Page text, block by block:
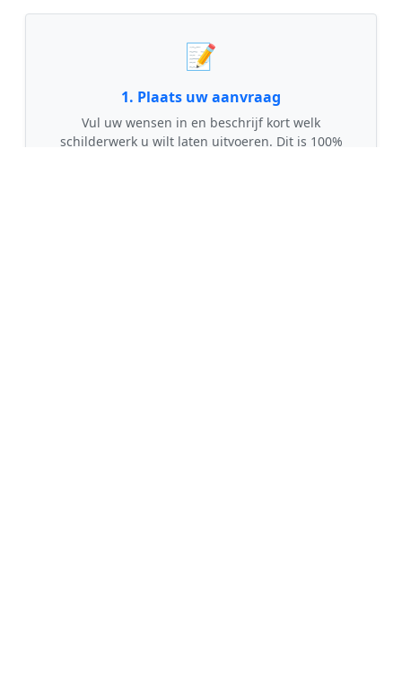
📝
1. Plaats uw aanvraag
Vul uw wensen in en beschrijf kort welk
schilderwerk u wilt laten uitvoeren. Dit is 100%